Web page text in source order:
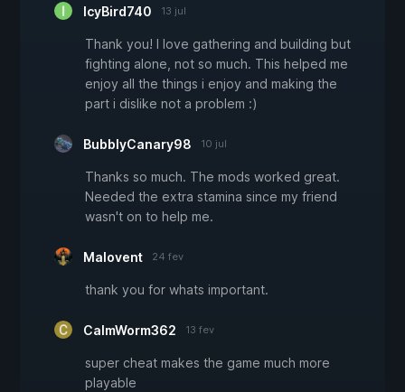
IcyBird740 13 jul
Thank you! I love gathering and building but
fighting alone, not so much. This helped me
enjoy all the things i enjoy and making the
part i dislike not a problem :)
BubblyCanary98 10 jul
Thanks so much. The mods worked great.
Needed the extra stamina since my friend
wasn't on to help me.
Malovent 24 fev
thank you for whats important.
CalmWorm362 13 fev
super cheat makes the game much more
playable